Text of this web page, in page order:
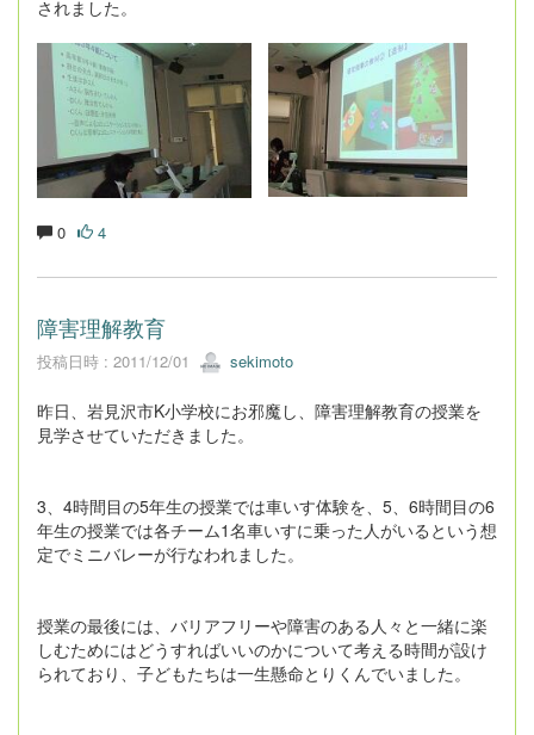
されました。
0 4
障害理解教育
投稿日時 : 2011/12/01 sekimoto
昨日、岩見沢市K小学校にお邪魔し、障害理解教育の授業を
見学させていただきました。
3、4時間目の5年生の授業では車いす体験を、5、6時間目の6
年生の授業では各チーム1名車いすに乗った人がいるという想
定でミニバレーが行なわれました。
授業の最後には、バリアフリーや障害のある人々と一緒に楽
しむためにはどうすればいいのかについて考える時間が設け
られており、子どもたちは一生懸命とりくんでいました。